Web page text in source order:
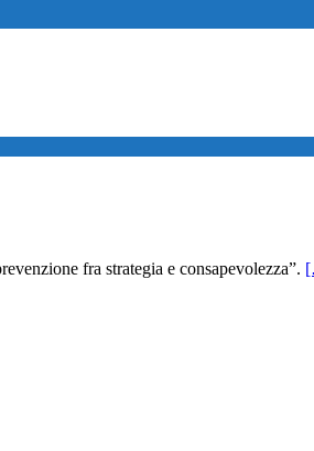
fra strategia e consapevolezza”.